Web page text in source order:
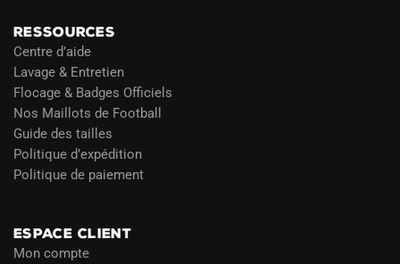
RESSOURCES
Centre d’aide
Lavage & Entretien
Flocage & Badges Officiels
Nos Maillots de Football
Guide des tailles
Politique d’expédition
Politique de paiement
ESPACE CLIENT
Mon compte